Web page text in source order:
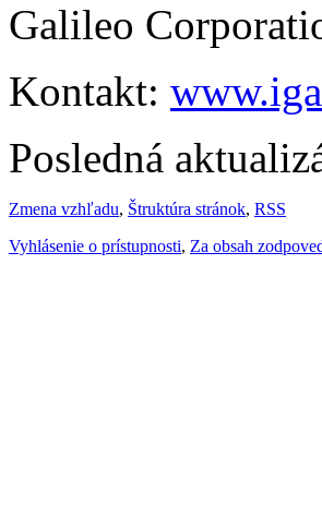
Galileo
Kontakt:
Posledná
Zmena vzhľadu, Štruktúra stránok, RSS
Vyhlásenie o prístupnosti, Za obsah